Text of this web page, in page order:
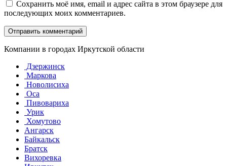
Сохранить моё имя, email и адрес сайта в этом браузере для
последующих моих комментариев.
Компании в городах Иркутской области
Дзержинск
Маркова
Новолисиха
Оса
Пивовариха
Урик
Хомутово
Ангарск
Байкальск
Братск
Вихоревка